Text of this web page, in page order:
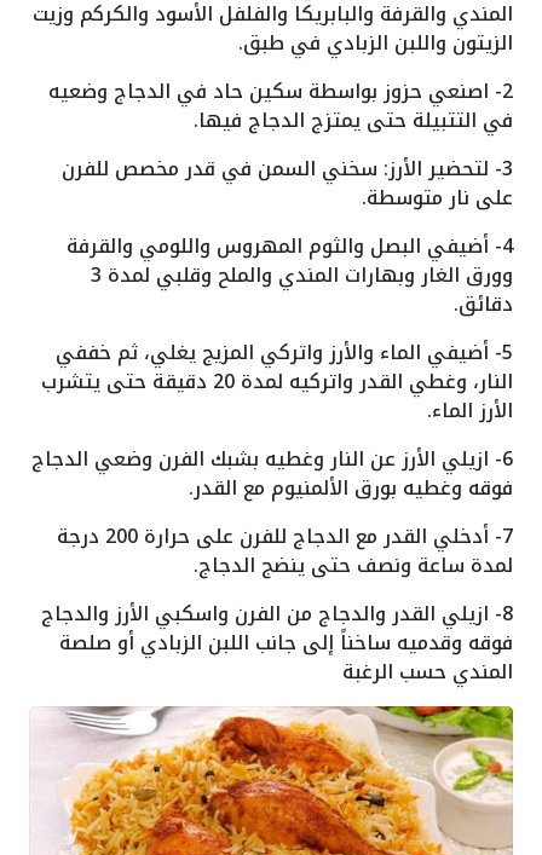
المندي والقرفة والبابريكا والفلفل الأسود والكركم وزيت
الزيتون واللبن الزبادي في طبق.
2- اصنعي حزوز بواسطة سكين حاد في الدجاج وضعيه
في التتبيلة حتى يمتزج الدجاج فيها.
3- لتحضير الأرز: سخني السمن في قدر مخصص للفرن
على نار متوسطة.
4- أضيفي البصل والثوم المهروس واللومي والقرفة
وورق الغار وبهارات المندي والملح وقلبي لمدة 3
دقائق.
5- أضيفي الماء والأرز واتركي المزيج يغلي، ثم خففي
النار، وغطي القدر واتركيه لمدة 20 دقيقة حتى يتشرب
الأرز الماء.
6- ازيلي الأرز عن النار وغطيه بشبك الفرن وضعي الدجاج
فوقه وغطيه بورق الألمنيوم مع القدر.
7- أدخلي القدر مع الدجاج للفرن على حرارة 200 درجة
لمدة ساعة ونصف حتى ينضج الدجاج.
8- ازيلي القدر والدجاج من الفرن واسكبي الأرز والدجاج
فوقه وقدميه ساخناً إلى جانب اللبن الزبادي أو صلصة
المندي حسب الرغبة